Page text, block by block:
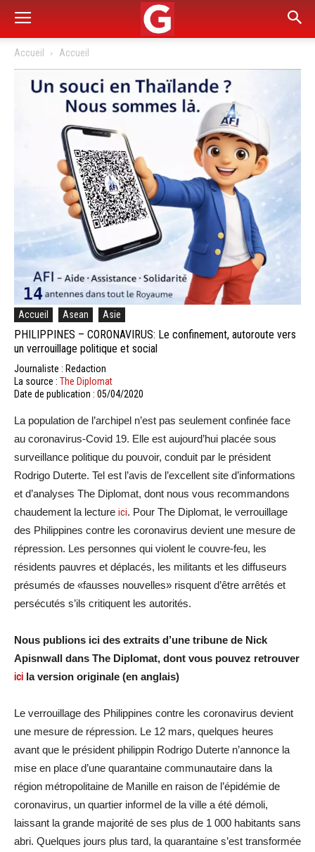
Accueil Accueil
Accueil Asean Asie
PHILIPPINES – CORONAVIRUS: Le confinement, autoroute vers
un verrouillage politique et social
Journaliste : Redaction
La source : The Diplomat
Date de publication : 05/04/2020
La population de l’archipel n’est pas seulement confinée face
au coronavirus-Covid 19. Elle est aujourd’hui placée sous
surveillance politique du pouvoir, conduit par le président
Rodrigo Duterte. Tel est l’avis de l’excellent site d’informations
et d’analyses The Diplomat, dont nous vous recommandons
chaudement la lecture ici. Pour The Diplomat, le verrouillage
des Philippines contre les coronavirus devient une mesure de
répression. Les personnes qui violent le couvre-feu, les
résidents pauvres et déplacés, les militants et les diffuseurs
présumés de «fausses nouvelles» risquent d’être arrêtés et
persécutés s’ils critiquent les autorités.
Nous publions ici des extraits d’une tribune de Nick
Apisnwall dans The Diplomat, dont vous pouvez retrouver
ici la version originale (en anglais)
Le verrouillage des Philippines contre les coronavirus devient
une mesure de répression. Le 12 mars, quelques heures
avant que le président philippin Rodrigo Duterte n’annonce la
mise en place d’une quarantaine communautaire dans la
région métropolitaine de Manille en raison de l’épidémie de
coronavirus, un quartier informel de la ville a été démoli,
laissant la grande majorité de ses plus de 1 000 habitants sans
abri. Quelques jours plus tard, la quarantaine s’est transformée